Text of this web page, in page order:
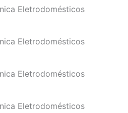
Eletrodomésticos
Eletrodomésticos
Eletrodomésticos
Eletrodomésticos